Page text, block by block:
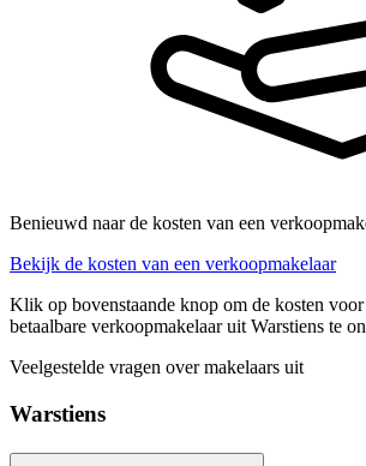
Benieuwd naar de kosten van een
Bekijk de kosten van een verkoopmakelaar
Klik op bovenstaande knop om de kosten voor
betaalbare verkoopmakelaar uit Warstiens te
Veelgestelde vragen over makelaars uit
Warstiens